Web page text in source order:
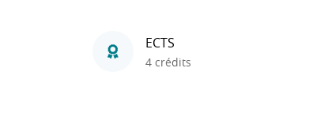
ECTS
4 crédits